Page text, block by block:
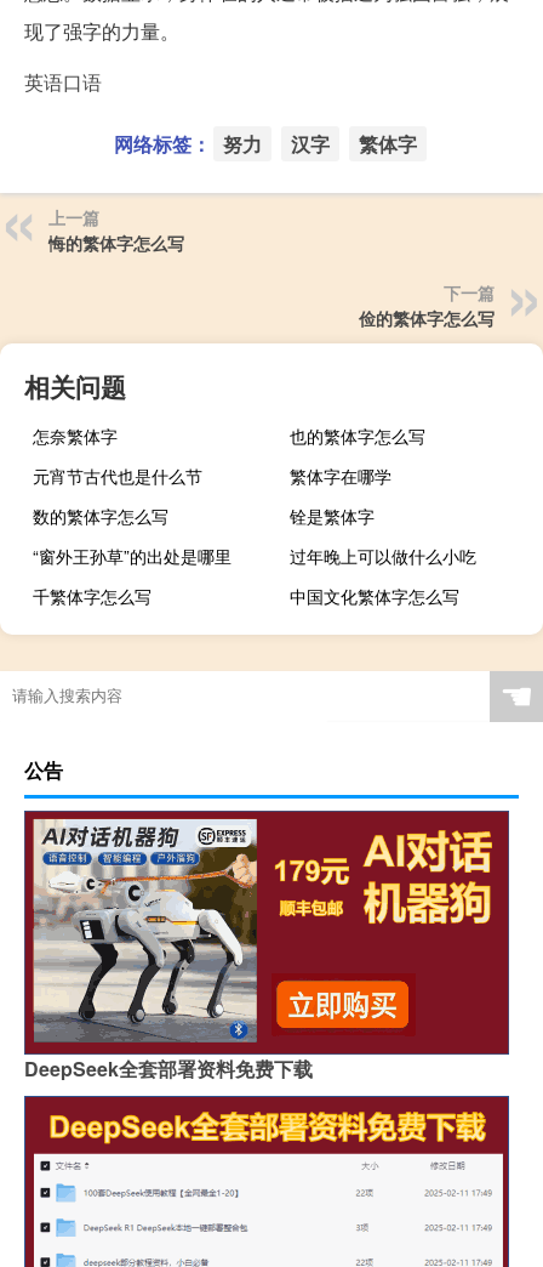
现了强字的力量。
英语口语
网络标签： 努力 汉字 繁体字
上一篇
悔的繁体字怎么写
下一篇
俭的繁体字怎么写
相关问题
怎奈繁体字
也的繁体字怎么写
元宵节古代也是什么节
繁体字在哪学
数的繁体字怎么写
铨是繁体字
“窗外王孙草”的出处是哪里
过年晚上可以做什么小吃
千繁体字怎么写
中国文化繁体字怎么写
☚
公告
DeepSeek全套部署资料免费下载